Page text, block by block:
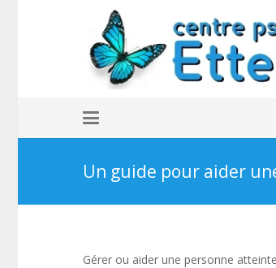
Un guide pour aider
Gérer ou aider une personne